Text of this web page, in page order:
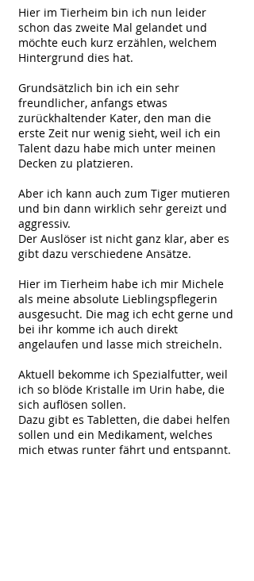
Hier im Tierheim bin ich nun leider
schon das zweite Mal gelandet und
möchte euch kurz erzählen, welchem
Hintergrund dies hat.
Grundsätzlich bin ich ein sehr
freundlicher, anfangs etwas
zurückhaltender Kater, den man die
erste Zeit nur wenig sieht, weil ich ein
Talent dazu habe mich unter meinen
Decken zu platzieren.
Aber ich kann auch zum Tiger mutieren
und bin dann wirklich sehr gereizt und
aggressiv.
Der Auslöser ist nicht ganz klar, aber es
gibt dazu verschiedene Ansätze.
Hier im Tierheim habe ich mir Michele
als meine absolute Lieblingspflegerin
ausgesucht. Die mag ich echt gerne und
bei ihr komme ich auch direkt
angelaufen und lasse mich streicheln.
Aktuell bekomme ich Spezialfutter, weil
ich so blöde Kristalle im Urin habe, die
sich auflösen sollen.
Dazu gibt es Tabletten, die dabei helfen
sollen und ein Medikament, welches
mich etwas runter fährt und entspannt.